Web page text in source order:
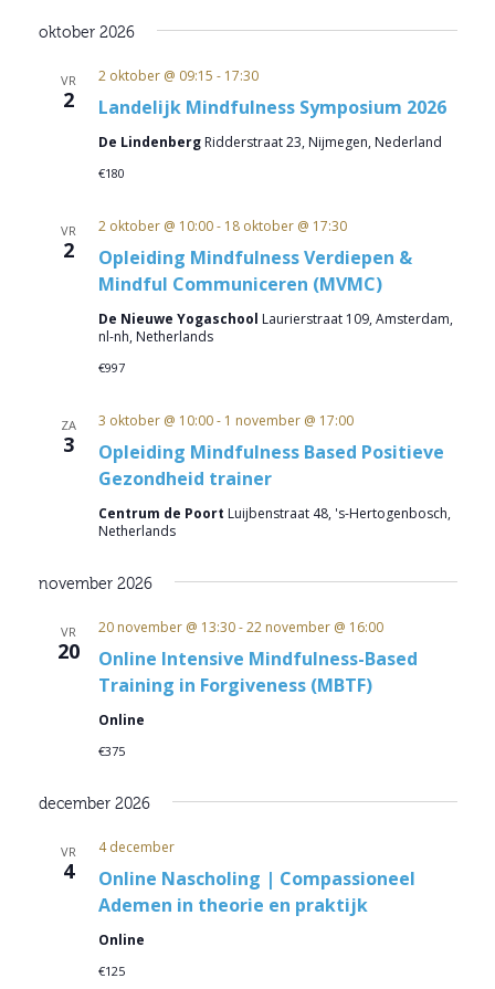
oktober 2026
VR
2 Landelijk Mindfulness Symposium 2026
2 oktober @ 09:15 - 17:30
De Lindenberg Ridderstraat 23, Nijmegen, Nederland
€180
VR
2
Opleiding Mindfulness Verdiepen &
Mindful Communiceren (MVMC)
2 oktober @ 10:00- 18 oktober @ 17:30
De Nieuwe Yogaschool Laurierstraat 109, Amsterdam,
nl-nh, Netherlands
€997
ZA
3
Opleiding Mindfulness Based Positieve
Gezondheid trainer
3 oktober @ 10:00- 1 november @ 17:00
Centrum de Poort Luijbenstraat 48, 's-Hertogenbosch,
Netherlands
november 2026
VR
20
Online Intensive Mindfulness-Based
Training in Forgiveness (MBTF)
20 november @ 13:30-22 november @ 16:00
Online
€375
december 2026
VR
4
Online Nascholing | Compassioneel
Ademen in theorie en praktijk
4 december
Online
€125